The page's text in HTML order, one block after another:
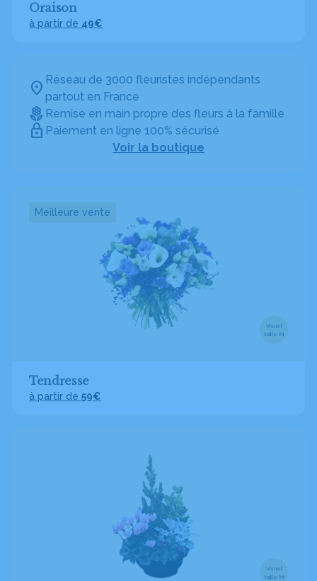
Réseau de 3000 fleuristes indépendants
partout en France
Remise en main propre des fleurs à la famille
Paiement en ligne 100% sécurisé
Voir la boutique
Oraison
à partir de 49€
Meilleure vente
Visuel
taille M
Tendresse
à partir de 59€
Visuel
taille M